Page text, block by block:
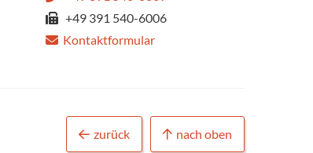
+49 391 540-6006
Kontaktformular
zurück nach oben